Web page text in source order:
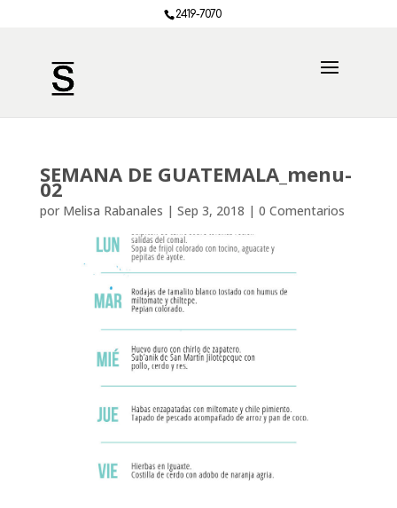
2419-7070
SEMANA DE GUATEMALA_menu-
02
por Melisa Rabanales | Sep 3, 2018 | 0 Comentarios